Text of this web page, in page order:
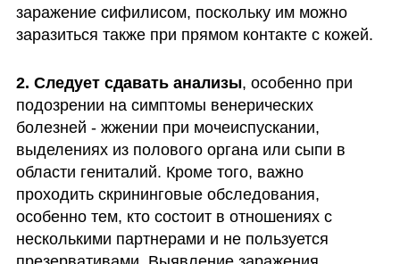
заражение сифилисом, поскольку им можно
заразиться также при прямом контакте с кожей.
2. Следует сдавать анализы, особенно при
подозрении на симптомы венерических
болезней - жжении при мочеиспускании,
выделениях из полового органа или сыпи в
области гениталий. Кроме того, важно
проходить скрининговые обследования,
особенно тем, кто состоит в отношениях с
несколькими партнерами и не пользуется